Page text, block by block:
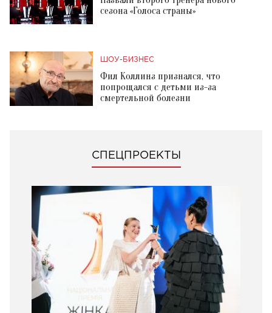
сезона «Голоса страны»
ШОУ-БИЗНЕС
Фил Коллинз признался, что
попрощался с детьми из-за
смертельной болезни
СПЕЦПРОЕКТЫ